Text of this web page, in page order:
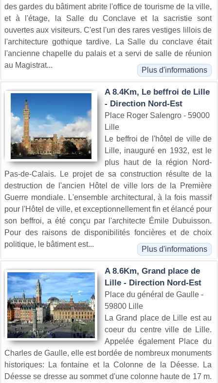
des gardes du bâtiment abrite l'office de tourisme de la ville,
et à l'étage, la Salle du Conclave et la sacristie sont
ouvertes aux visiteurs. C'est l'un des rares vestiges lillois de
l'architecture gothique tardive. La Salle du conclave était
l'ancienne chapelle du palais et a servi de salle de réunion
au Magistrat...
Plus d'informations
A 8.4Km, Le beffroi de Lille
- Direction Nord-Est
Place Roger Salengro - 59000
Lille
Le beffroi de l'hôtel de ville de
Lille, inauguré en 1932, est le
plus haut de la région Nord-
Pas-de-Calais. Le projet de sa construction résulte de la
destruction de l'ancien Hôtel de ville lors de la Première
Guerre mondiale. L'ensemble architectural, à la fois massif
pour l'Hôtel de ville, et exceptionnellement fin et élancé pour
son beffroi, a été conçu par l'architecte Émile Dubuisson.
Pour des raisons de disponibilités foncières et de choix
politique, le bâtiment est...
Plus d'informations
A 8.6Km, Grand place de
Lille - Direction Nord-Est
Place du général de Gaulle -
59800 Lille
La Grand place de Lille est au
coeur du centre ville de Lille.
Appelée également Place du
Charles de Gaulle, elle est bordée de nombreux monuments
historiques: La fontaine et la Colonne de la Déesse. La
Déesse se dresse au sommet d'une colonne haute de 17 m.